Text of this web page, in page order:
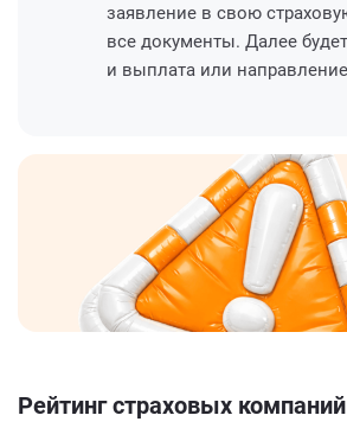
заявление в свою
все документы. Далее
и выплата или
Рейтинг страховых